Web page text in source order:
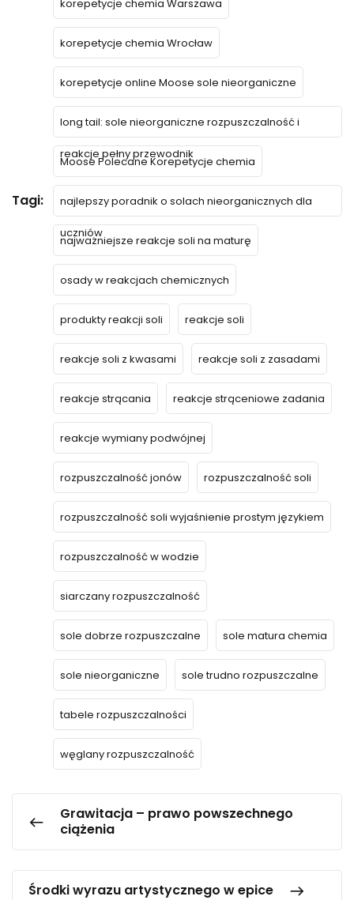
Tagi:
korepetycje chemia Warszawa
korepetycje chemia Wrocław
korepetycje online Moose sole nieorganiczne
long tail: sole nieorganiczne rozpuszczalność i
reakcje pełny przewodnik
Moose Polecane Korepetycje chemia
najlepszy poradnik o solach nieorganicznych dla
uczniów
najważniejsze reakcje soli na maturę
osady w reakcjach chemicznych
produkty reakcji soli reakcje soli
reakcje soli z kwasami reakcje soli z zasadami
reakcje strącania reakcje strąceniowe zadania
reakcje wymiany podwójnej
rozpuszczalność jonów rozpuszczalność soli
rozpuszczalność soli wyjaśnienie prostym językiem
rozpuszczalność w wodzie
siarczany rozpuszczalność
sole dobrze rozpuszczalne sole matura chemia
sole nieorganiczne sole trudno rozpuszczalne
tabele rozpuszczalności
węglany rozpuszczalność
Grawitacja – prawo powszechnego
ciążenia
Środki wyrazu artystycznego w epice